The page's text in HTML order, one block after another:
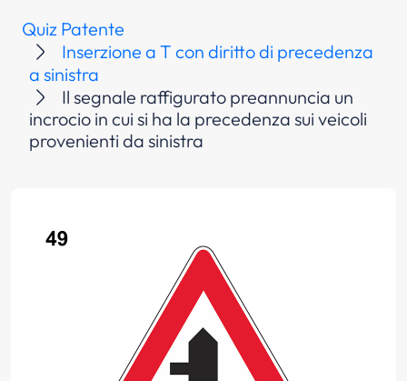
Quiz Patente
Inserzione a T con diritto di precedenza
a sinistra
Il segnale raffigurato preannuncia un
incrocio in cui si ha la precedenza sui veicoli
provenienti da sinistra